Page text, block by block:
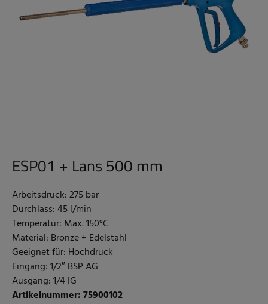
ESP01 + Lans 500 mm
Arbeitsdruck: 275 bar
Durchlass: 45 l/min
Temperatur: Max. 150°C
Material: Bronze + Edelstahl
Geeignet für: Hochdruck
Eingang: 1/2″ BSP AG
Ausgang: 1/4 IG
Artikelnummer: 75900102